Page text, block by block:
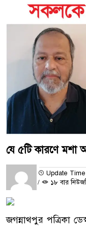
যে ৫টি কারণে মশা
Update Time
/
১৮ বার
জগন্নাথপুর পত্রিকা